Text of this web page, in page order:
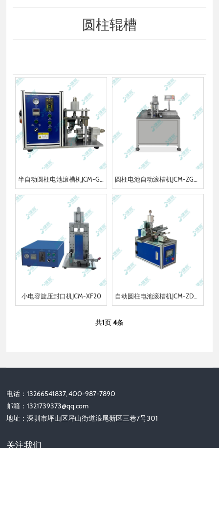
圆柱辊槽
小电容旋压封口机JCM-XF20 自动圆柱电池滚槽机JCM-ZDGC700
共1页4条
电话：13266541837, 400-987-7890
邮箱：1321739373@qq.com
地址：深圳市坪山区坪山街道浪尾新区三巷7号301
关注我们